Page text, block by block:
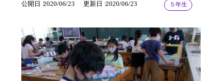
公開日 2020/06/23 更新日 2020/06/23 ５年生